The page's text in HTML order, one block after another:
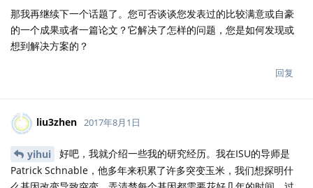
那我再继续下一个话题了。您可否谈谈您发表过的比较满意或自豪
的一个成果或者一篇论文？它解决了怎样的问题，您是如何发现或
想到解决方案的？
回复
liu3zhen 2017年8月1日
yihui
好吧，我就介绍一些我的研究经历。我在ISU的导师是
Patrick Schnable，他多年来积累了许多突变玉米，我们想探明什